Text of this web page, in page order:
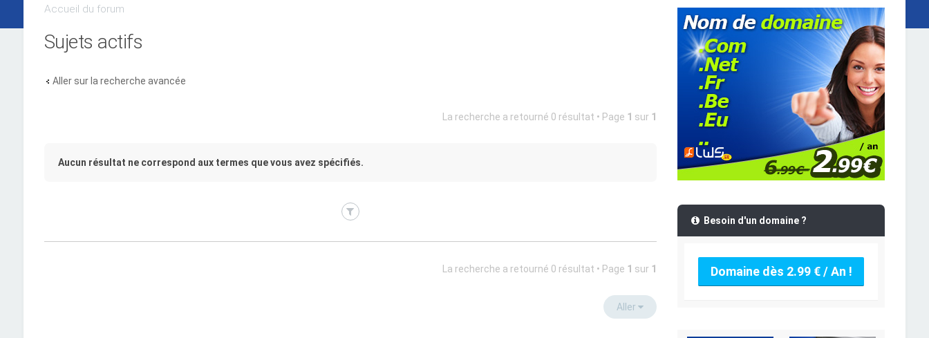
Accueil du forum
Sujets actifs
Aller sur la recherche avancée
La recherche a retourné 0 résultat • Page 1 sur 1
Aucun résultat ne correspond aux termes que vous avez spécifiés.
La recherche a retourné 0 résultat • Page 1 sur 1
Aller
Besoin d'un domaine ?
Domaine dès 2.99 € / An !